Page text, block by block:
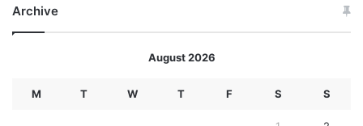
Archive
August 2026
M T W T F S S